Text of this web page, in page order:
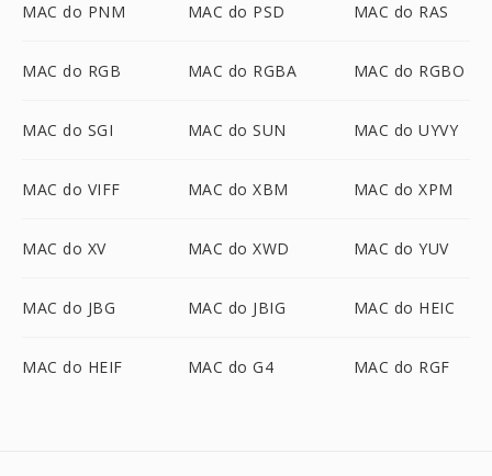
MAC do PNM MAC do PSD MAC do RAS
MAC do RGB MAC do RGBA MAC do RGBO
MAC do SGI MAC do SUN MAC do UYVY
MAC do VIFF MAC do XBM MAC do XPM
MAC do XV MAC do XWD MAC do YUV
MAC do JBG MAC do JBIG MAC do HEIC
MAC do HEIF MAC do G4 MAC do RGF